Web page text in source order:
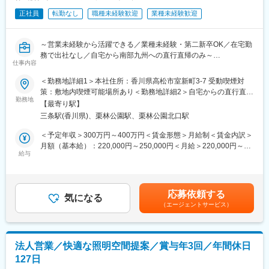
・発電プラント、石油化学施設、データセンター等の消防設備工
事の施工管理
・顧客（電力会社・メーカー）との打ち合わせ、資料作成・説明
・工事スケジュールの作成、進行管理
・協力会社の手配、調整、現場立ち会い
・資材発注、コスト管理（収益性の確保）
※未経験の方でも、ベテラン社員のサポートのもと段階的に業務を
習得可能です。
■同社の魅力：
的実績。景気に左右されにくく、受注も増加中。
◇成長環境：売上は直近10年で約200％成長。大型案件も多く、
変更の範囲：会社の定める業務
正社員 転勤なし 職種未経験歓迎 業種未経験歓迎
仕事内容
～営業未経験から活躍できる／業種未経験・第二新卒OK／在宅勤
務で出社なし／自宅から南部九州への直行直帰のみ～
◎ご自宅を中心に、熊本県・宮崎県・鹿児島県の南部九州エリア
を担当頂きます。
■業務概要：
接骨院や整骨院の煩雑な事務作業の負担を大幅に軽減する、「診
療報酬 明細書の作成管理システムの更新」のご提案をしていただ
きます。
このほか、取引先で得た要望やお困り事を回収し、新たなサービ
ス開発の視点を持ち業務に臨むことを期待します。
契約の更新提案等)です。
お客様が抱える課題をヒアリングし、お客様に寄り添いながら、
勤務地
＜勤務地詳細1＞本社住所：香川県高松市室新町3-7 受動喫煙対
策：敷地内喫煙可能場所あり＜勤務地詳細2＞自宅からの直行直帰
住所：熊本県 受動喫煙対策：屋内全面禁煙変更の範囲：会社の定
める事業所（リモートワーク含む）
【最寄り駅】
三条駅(香川県)、栗林公園駅、栗林公園北口駅
給与
＜予定年収＞300万円～400万円＜賃金形態＞月給制＜賃金内訳＞
月額（基本給）：220,000円～250,000円＜月給＞220,000円～
3万円に加えて追加で3万円支給いたします。賃金はあくまでも目
安の金額であり、選考を通じて上下する可能性があります。月給
(月額)は固定手当を含めた表記です。
気になる 応募依頼する
（エージェントサービス）
法人営業／快適な照明空間提案／賞与年3回／年間休日
127日